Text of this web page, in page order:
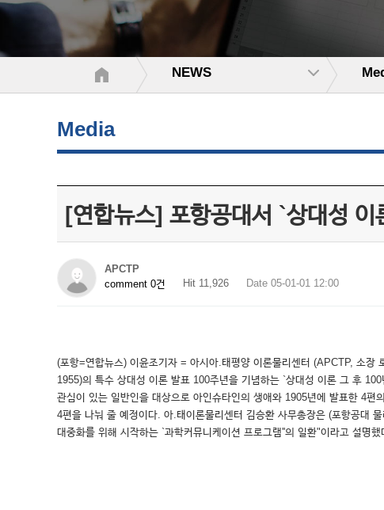
NEWS
Media
[연합뉴스] 포항공대서 `상대성
APCTP
comment 0건
Hit 11,926 Date 05-01-01 12:00
(포항=연합뉴스) 이윤조기자 = 아시아.태평양 이론물리센터 (APCTP, 소
1955)의 특수 상대성 이론 발표 100주년을 기념하는 `상대성 이론 그 후
관심이 있는 일반인을 대상으로 아인슈타인의 생애와 1905년에 발표한 4
4편을 나눠 줄 예정이다. 아.태이론물리센터 김승환 사무총장은 (포항공대
대중화를 위해 시작하는 `과학커뮤니케이션 프로그램''의 일환"이라고 설